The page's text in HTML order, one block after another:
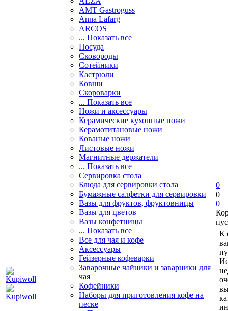
AMT Gastroguss
Anna Lafarg
ARCOS
... Показать все
Посуда
Сковороды
Сотейники
Кастрюли
Ковши
Скороварки
... Показать все
Ножи и аксессуары
Керамические кухонные ножи
Керамотитановые ножи
Кованые ножи
Листовые ножи
Магнитные держатели
... Показать все
Сервировка стола
Блюда для сервировки стола
Бумажные салфетки для сервировки
Вазы для фруктов, фруктовницы
Вазы для цветов
Вазы конфетницы
... Показать все
Все для чая и кофе
Аксессуары
Гейзерные кофеварки
Заварочные чайники и заварники для
чая
Кофейники
Наборы для приготовления кофе на
песке
0
0
0
К